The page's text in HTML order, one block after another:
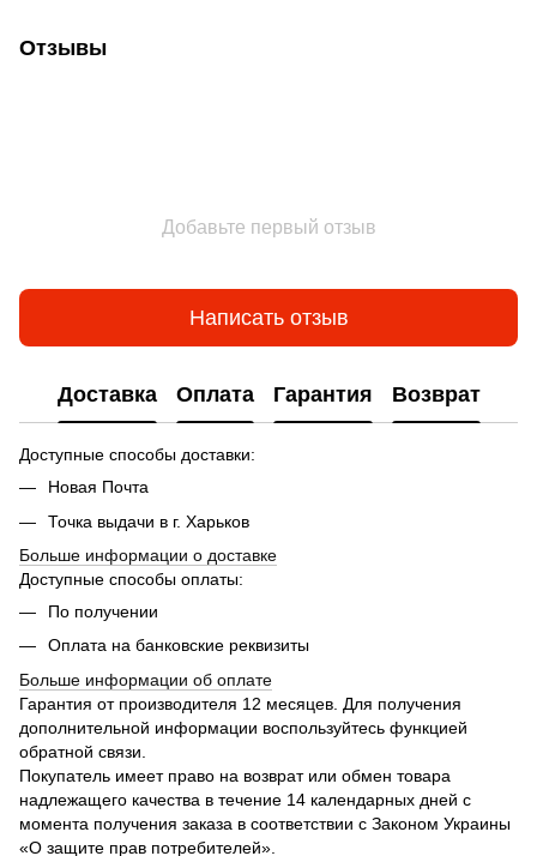
Отзывы
Добавьте первый отзыв
Написать отзыв
Доставка Оплата Гарантия Возврат
Доступные способы доставки:
Новая Почта
Точка выдачи в г. Харьков
Больше информации о доставке
Доступные способы оплаты:
По получении
Оплата на банковские реквизиты
Больше информации об оплате
Гарантия от производителя 12 месяцев. Для получения
дополнительной информации воспользуйтесь функцией
обратной связи.
Покупатель имеет право на возврат или обмен товара
надлежащего качества в течение 14 календарных дней с
момента получения заказа в соответствии с Законом Украины
«О защите прав потребителей».